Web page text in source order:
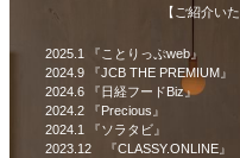
【ご紹介い
2025.1 『ことりっぷweb』
2024.9 『JCB THE PREMIUM』
2024.6 『日経フードBiz』
2024.2 『Precious』
2024.1 『ソラタビ』
2023.12 『CLASSY.ONLINE』